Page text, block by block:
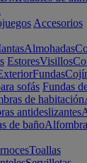
Accesorios
Almohadas
EstoresVisillos
Fundas
sofás Fundas
de habitación
antideslizantes
de baño
Toallas